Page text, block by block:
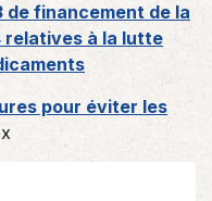
de financement de la
relatives à la lutte
pour éviter les